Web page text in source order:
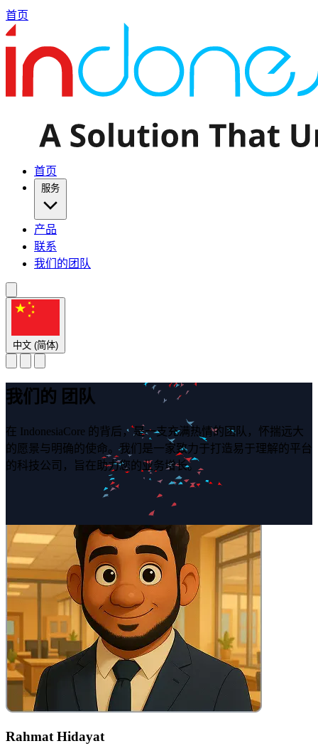
首页
首页
产品
联系
我们的团队
中文 (简体)
我们的 团队
在 IndonesiaCore 的背后，是一支充满热情的团队，怀揣远大
的愿景与明确的使命。我们是一家致力于打造易于理解的平台
的科技公司，旨在助力您的业务增长。
Rahmat Hidayat